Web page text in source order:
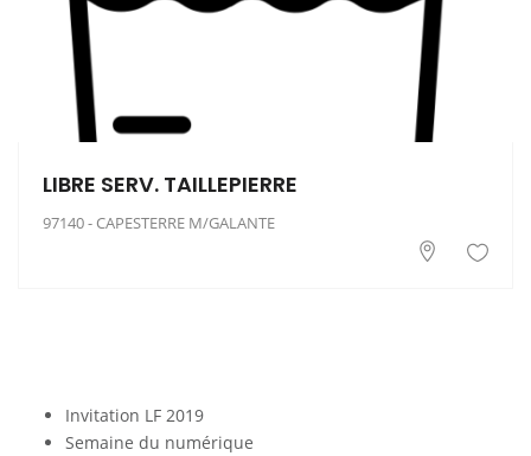
LIBRE SERV. TAILLEPIERRE
97140 - CAPESTERRE M/GALANTE
Invitation LF 2019
Semaine du numérique